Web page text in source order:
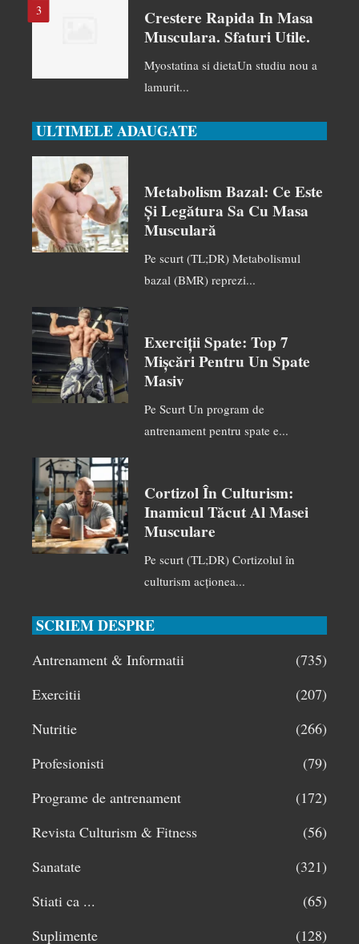
3
Crestere Rapida In Masa
Musculara. Sfaturi Utile.
Myostatina si dietaUn studiu nou a
lamurit...
ULTIMELE ADAUGATE
Metabolism Bazal: Ce Este
Și Legătura Sa Cu Masa
Musculară
Pe scurt (TL;DR) Metabolismul
bazal (BMR) reprezi...
Exerciții Spate: Top 7
Mișcări Pentru Un Spate
Masiv
Pe Scurt Un program de
antrenament pentru spate e...
Cortizol În Culturism:
Inamicul Tăcut Al Masei
Musculare
Pe scurt (TL;DR) Cortizolul în
culturism acționea...
SCRIEM DESPRE
Antrenament & Informatii
(735)
Exercitii
(207)
Nutritie
(266)
Profesionisti
(79)
Programe de antrenament
(172)
Revista Culturism & Fitness
(56)
Sanatate
(321)
Stiati ca ...
(65)
Suplimente
(128)